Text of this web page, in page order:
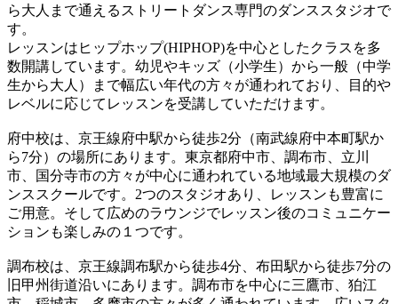
ら大人まで通えるストリートダンス専門のダンススタジオで
す。
レッスンはヒップホップ(HIPHOP)を中心としたクラスを多
数開講しています。幼児やキッズ（小学生）から一般（中学
生から大人）まで幅広い年代の方々が通われており、目的や
レベルに応じてレッスンを受講していただけます。
府中校は、京王線府中駅から徒歩2分（南武線府中本町駅か
ら7分）の場所にあります。東京都府中市、調布市、立川
市、国分寺市の方々が中心に通われている地域最大規模のダ
ンススクールです。2つのスタジオあり、レッスンも豊富に
ご用意。そして広めのラウンジでレッスン後のコミュニケー
ションも楽しみの１つです。
調布校は、京王線調布駅から徒歩4分、布田駅から徒歩7分の
旧甲州街道沿いにあります。調布市を中心に三鷹市、狛江